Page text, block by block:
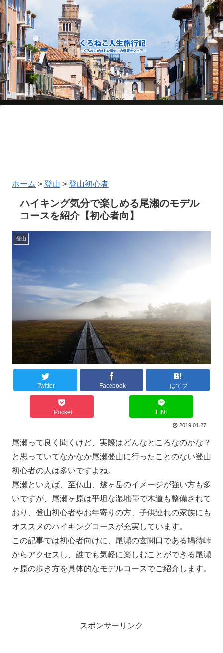
ホーム > 登山 > 登山初心者
ハイキング気分で楽しめる尾瀬のモデル
コースを紹介【初心者向】
登山
Twitter Facebook はてブ
Pocket LINE
2019.01.27
尾瀬って良く聞くけど、実際はどんなところなのかな？
と思っていてなかなか尾瀬登山に行ったことのない登山
初心者の人は多いですよね。
尾瀬といえば、至仏山、燧ヶ岳のイメージが強い方も多
いですが、尾瀬ヶ原は平坦な湿地帯で木道も整備されて
おり、登山初心者やお年寄りの方、子供連れの家族にも
オススメのハイキングコースが充実しています。
この記事では初心者向けに、尾瀬の玄関口である鳩待峠
からアクセスし、誰でも気軽に楽しむことができる尾瀬
ヶ原の歩き方を具体的なモデルコースでご紹介します。
スポンサーリンク